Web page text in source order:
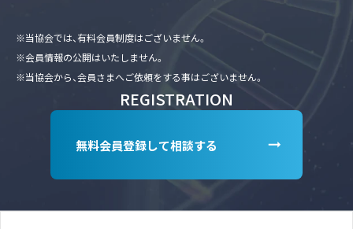
※当協会では、有料会員制度はございません。
※会員情報の公開はいたしません。
※当協会から、会員さまへご依頼をする事はございません。
REGISTRATION
無料会員登録して相談する